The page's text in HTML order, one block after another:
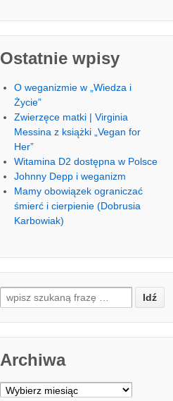
Ostatnie wpisy
O weganizmie w „Wiedza i
Życie”
Zwierzęce matki | Virginia
Messina z książki „Vegan for
Her”
Witamina D2 dostępna w Polsce
Johnny Depp i weganizm
Mamy obowiązek ograniczać
śmierć i cierpienie (Dobrusia
Karbowiak)
Search for:
Archiwa
Archiwa